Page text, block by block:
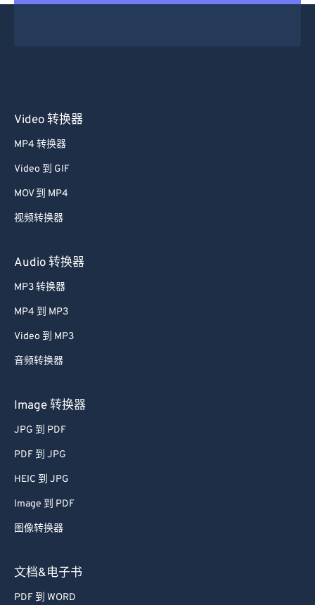
Video 转换器
MP4 转换器
Video 到 GIF
MOV 到 MP4
视频转换器
Audio 转换器
MP3 转换器
MP4 到 MP3
Video 到 MP3
音频转换器
Image 转换器
JPG 到 PDF
PDF 到 JPG
HEIC 到 JPG
Image 到 PDF
图像转换器
文档&电子书
PDF 到 WORD